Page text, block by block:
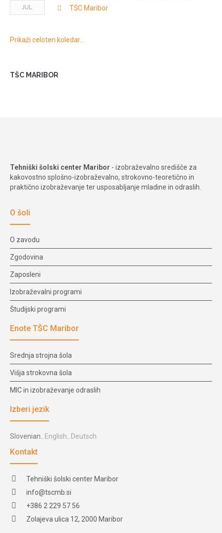
JUL
TŠC Maribor
Prikaži celoten koledar…
TŠC MARIBOR
Tehniški šolski center Maribor - izobraževalno središče za
kakovostno splošno-izobraževalno, strokovno-teoretično in
praktično izobraževanje ter usposabljanje mladine in odraslih.
O šoli
O zavodu
Zgodovina
Zaposleni
Izobraževalni programi
Študijski programi
Enote TŠC Maribor
Srednja strojna šola
Višja strokovna šola
MIC in izobraževanje odraslih
Izberi jezik
Slovenian English Deutsch
Kontakt
Tehniški šolski center Maribor
info@tscmb.si
+386 2 229 57 56
Zolajeva ulica 12, 2000 Maribor